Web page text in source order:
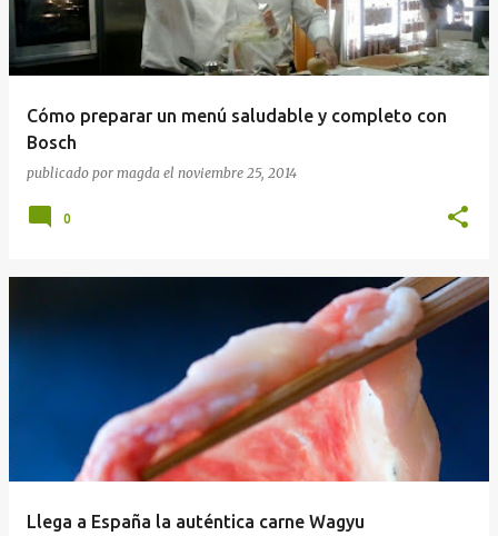
Cómo preparar un menú saludable y completo con
Bosch
publicado por magda el noviembre 25, 2014
0
Llega a España la auténtica carne Wagyu